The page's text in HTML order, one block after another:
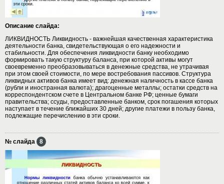
Описание слайда:
ЛИКВИДНОСТЬ Ликвидность - важнейшая качественная характеристика
деятельности банка, свидетельствующая о его надежности и
стабильности. Для обеспечения ликвидности банку необходимо
формировать такую структуру баланса, при которой активы могут
своевременно преобразовываться в денежные средства, не утрачивая
при этом своей стоимости, по мере востребования пассивов. Структура
ликвидных активов банка имеет вид: денежная наличность в кассе банка
(рубли и иностранная валюта); драгоценные металлы; остатки средств на
корреспондентском счете в Центральном банке РФ; ценные бумаги
правительства; ссуды, предоставленные банком, срок погашения которых
наступает в течение ближайших 30 дней; другие платежи в пользу банка,
подлежащие перечислению в эти сроки.
№ слайда 8